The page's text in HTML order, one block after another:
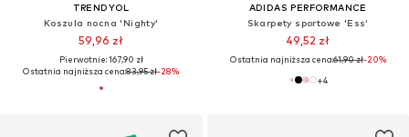
TRENDYOL
Koszula nocna 'Nighty'
59,96 zł
Pierwotnie: 167,90 zł
Ostatnia najniższa cena:83,95 zł-28%
ADIDAS PERFORMANCE
Skarpety sportowe 'Ess'
49,52 zł
Ostatnia najniższa cena:61,90 zł-20%
+4